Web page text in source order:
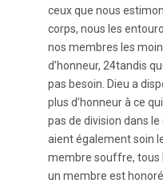
ceux que nous
corps, nous les
nos membres les
d’honneur, 24tandis
pas besoin. Dieu a
plus d’honneur à ce
pas de division dans
aient également soin
membre souffre, tous
un membre est